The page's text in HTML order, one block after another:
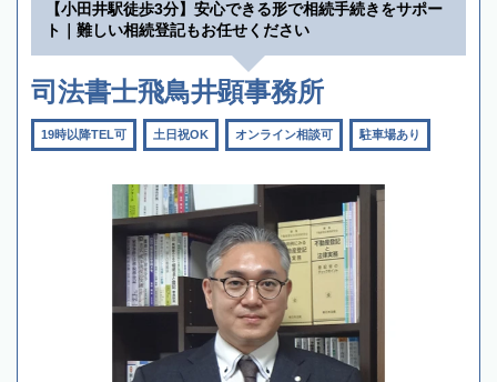
【小田井駅徒歩3分】安心できる形で相続手続きをサポー
ト｜難しい相続登記もお任せください
司法書士飛鳥井顕事務所
19時以降TEL可 土日祝OK オンライン相談可 駐車場あり